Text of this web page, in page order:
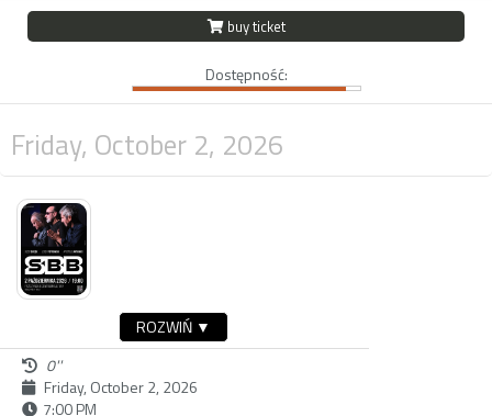
buy ticket
Dostępność:
Friday, October 2, 2026
ROZWIŃ ▼
0''
Friday, October 2, 2026
7:00 PM